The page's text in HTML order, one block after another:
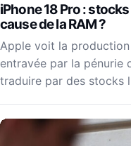
iPhone 18 Pro :
cause de la RAM ?
Apple voit la
entravée par la pénurie
traduire par des stocks